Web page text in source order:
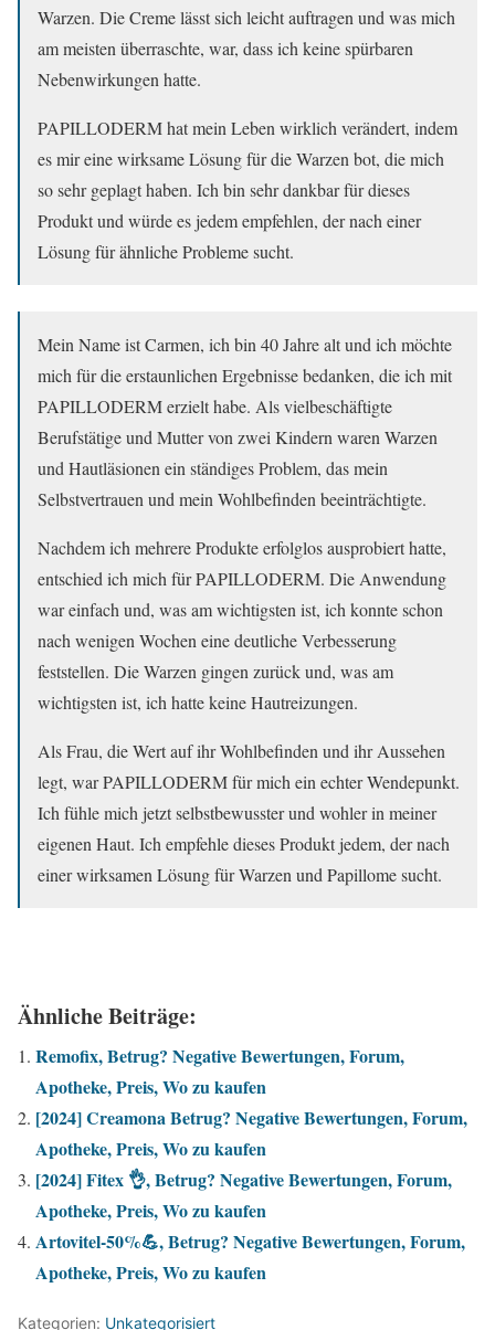
Warzen. Die Creme lässt sich leicht auftragen und was mich
am meisten überraschte, war, dass ich keine spürbaren
Nebenwirkungen hatte.
PAPILLODERM hat mein Leben wirklich verändert, indem
es mir eine wirksame Lösung für die Warzen bot, die mich
so sehr geplagt haben. Ich bin sehr dankbar für dieses
Produkt und würde es jedem empfehlen, der nach einer
Lösung für ähnliche Probleme sucht.
Mein Name ist Carmen, ich bin 40 Jahre alt und ich möchte
mich für die erstaunlichen Ergebnisse bedanken, die ich mit
PAPILLODERM erzielt habe. Als vielbeschäftigte
Berufstätige und Mutter von zwei Kindern waren Warzen
und Hautläsionen ein ständiges Problem, das mein
Selbstvertrauen und mein Wohlbefinden beeinträchtigte.
Nachdem ich mehrere Produkte erfolglos ausprobiert hatte,
entschied ich mich für PAPILLODERM. Die Anwendung
war einfach und, was am wichtigsten ist, ich konnte schon
nach wenigen Wochen eine deutliche Verbesserung
feststellen. Die Warzen gingen zurück und, was am
wichtigsten ist, ich hatte keine Hautreizungen.
Als Frau, die Wert auf ihr Wohlbefinden und ihr Aussehen
legt, war PAPILLODERM für mich ein echter Wendepunkt.
Ich fühle mich jetzt selbstbewusster und wohler in meiner
eigenen Haut. Ich empfehle dieses Produkt jedem, der nach
einer wirksamen Lösung für Warzen und Papillome sucht.
Ähnliche Beiträge:
Remofix, Betrug? Negative Bewertungen, Forum,
Apotheke, Preis, Wo zu kaufen
[2024] Creamona Betrug? Negative Bewertungen, Forum,
Apotheke, Preis, Wo zu kaufen
[2024] Fitex 👌, Betrug? Negative Bewertungen, Forum,
Apotheke, Preis, Wo zu kaufen
Artovitel-50%💪, Betrug? Negative Bewertungen, Forum,
Apotheke, Preis, Wo zu kaufen
Kategorien: Unkategorisiert